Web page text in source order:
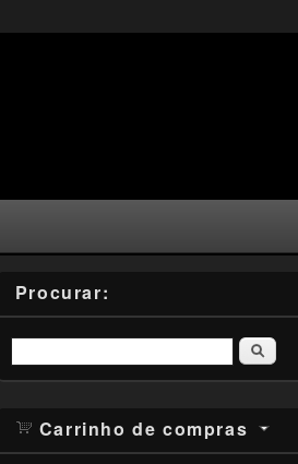
Procurar:
Pesquisar
Carrinho de compras